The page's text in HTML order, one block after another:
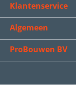
Klantenservice
Algemeen
ProBouwen BV